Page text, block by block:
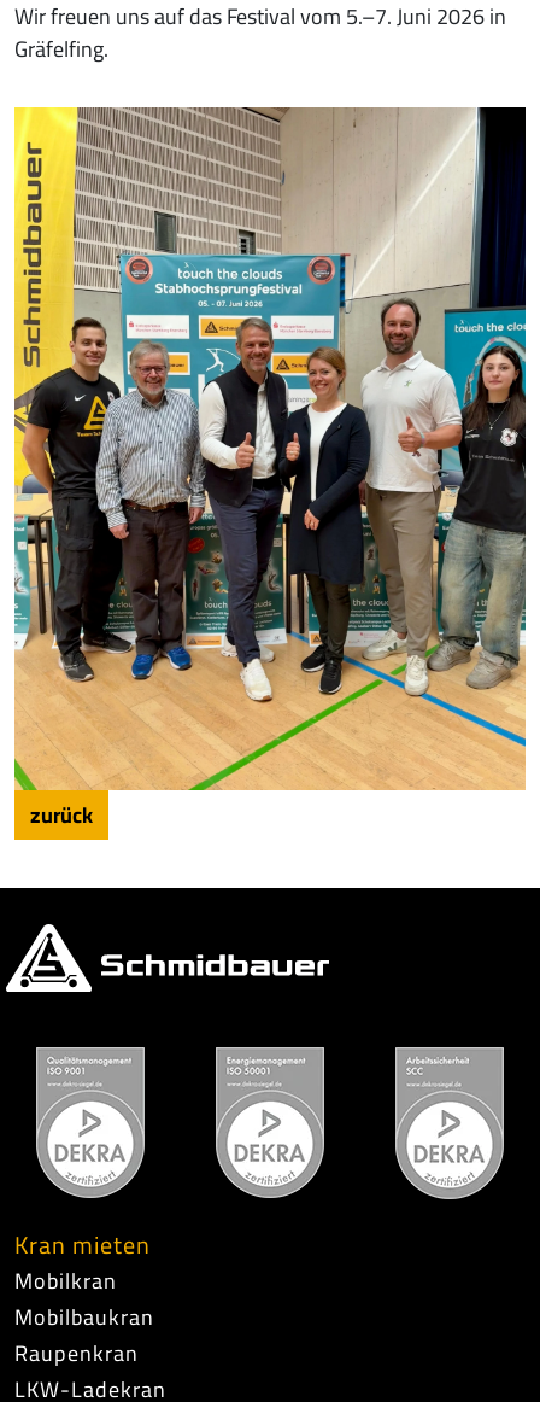
Wir freuen uns auf das Festival vom 5.–7. Juni 2026 in
Gräfelfing.
zurück
Kran mieten
Mobilkran
Mobilbaukran
Raupenkran
LKW-Ladekran